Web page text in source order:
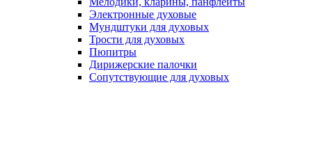
Электронные духовые
Мундштуки для духовых
Трости для духовых
Пюпитры
Дирижерские палочки
Сопутствующие для духовых